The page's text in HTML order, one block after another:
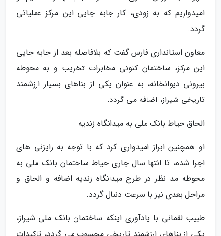
امیدواریم که به زودی، کار جابه جایی این مرکز عملیاتی
گردد.
معاون استانداری فارس گفت که بلافاصله بعد از جابه جایی
این مرکز، ساختمان کنونی مخابرات تخریب و به محوطه
بیرونی دیوانخانه، به عنوان یکی از بناهای بسیار ارزشمند
تاریخی شیراز، اضافه می گردد.
الحاق حیاط بانک ملی به میدانگاه زندیه
او همچنین ابراز امیدواری کرد که با توجه به رایزنی های
اجرا شده، تا انتها سال جاری حیاط ساختمان بانک ملی به
محوطه مد نظر در طرح میدانگاه زندیه اضافه و الحاق و
مراحل بعدی نیز با سرعت دنبال گردد.
طبیب لقمانی با یادآوری اینکه ساختمان بانک ملی شیراز،